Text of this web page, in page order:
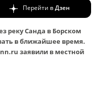
Перейти вДзен
реку Санда в Борском
в ближайшее время.
заявили в местной